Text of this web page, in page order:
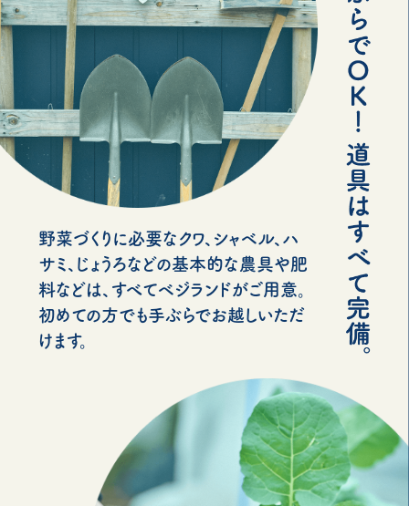
野菜づくりに必要なクワ、シャベル、ハ
サミ、じょうろなどの基本的な農具や肥
料などは、すべてベジランドがご用意。
初めての方でも手ぶらでお越しいただ
けます。